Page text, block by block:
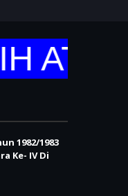
1982/1983
Ke- IV Di